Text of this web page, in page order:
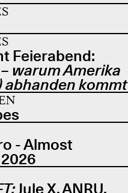
Feierabend:
warum Amerika
abhanden kommt
- Almost
Jule X, ANRU,